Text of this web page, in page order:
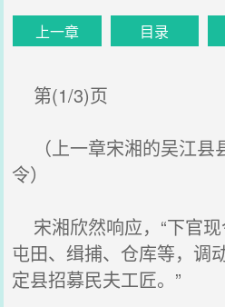
上一章 目录
第(1/3)页
（上一章宋湘的吴江县
令）
宋湘欣然响应，“下官现
屯田、缉捕、仓库等，调
定县招募民夫工匠。”